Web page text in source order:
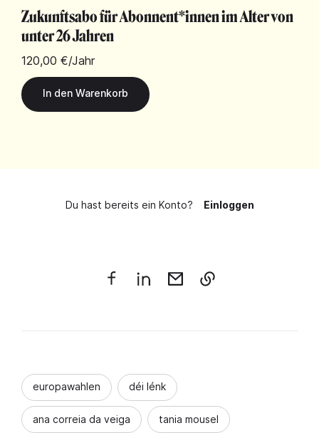
Zukunftsabo für Abonnent*innen im Alter von
unter 26 Jahren
120,00 €/Jahr
Du hast bereits ein Konto? Einloggen
europawahlen déi lénk
ana correia da veiga tania mousel